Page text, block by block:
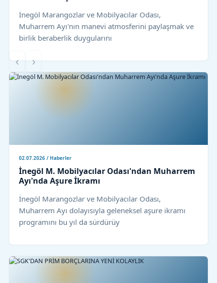
İnegöl Marangozlar ve Mobilyacılar Odası,
Muharrem Ayı'nın manevi atmosferini paylaşmak ve
birlik beraberlik duygularını
02.07.2026 / Haberler
İnegöl M. Mobilyacılar Odası'ndan Muharrem
Ayı'nda Aşure İkramı
İnegöl Marangozlar ve Mobilyacılar Odası,
Muharrem Ayı dolayısıyla geleneksel aşure ikramı
programını bu yıl da sürdürüy
‹ ›